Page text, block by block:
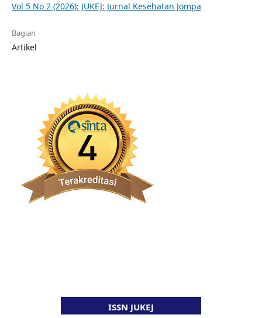
Vol 5 No 2 (2026): JUKEJ: Jurnal Kesehatan Jompa
Bagian
Artikel
ISSN JUKEJ